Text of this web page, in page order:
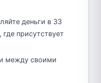
деньги в 33
присутствует
между своими